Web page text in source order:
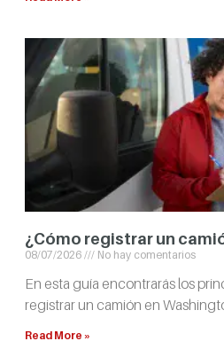
¿Cómo registrar un
08/07/2026 No hay comentarios
En esta guía encontrarás los
registrar un camión en
Read More »